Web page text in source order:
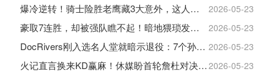
爆冷逆转！骑士险胜老鹰藏3大意外，这人彻底沦为季后赛鸡肋 2026-05-23
豪取7连胜，却被强队瞧不起！暗地猥琐发育，雷霆卫冕的劲敌来了 2026-05-23
DocRivers刚入选名人堂就暗示退役：7个孙辈等不起了 2026-05-23
火记直言换来KD赢麻！休媒盼首轮詹杜对决：湖人内部生嫌隙利火箭2026-05-23